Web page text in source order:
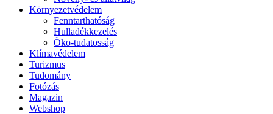
Környezetvédelem
Fenntarthatóság
Hulladékkezelés
Öko-tudatosság
Klímavédelem
Turizmus
Tudomány
Fotózás
Magazin
Webshop